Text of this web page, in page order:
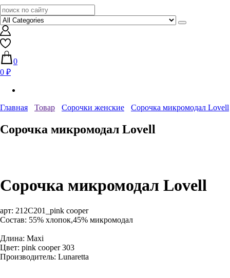
0
0 ₽
Главная Товар Сорочки женские Сорочка микромодал Lovell
Сорочка микромодал Lovell
Сорочка микромодал Lovell
арт: 212C201_pink cooper
Состав: 55% хлопок,45% микромодал
Длина: Maxi
Цвет: pink cooper 303
Производитель: Lunaretta